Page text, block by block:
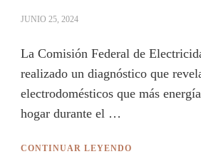
JUNIO 25, 2024
La Comisión Federal de
realizado un diagnóstico que
electrodomésticos que más
hogar durante el …
CONTINUAR LEYENDO